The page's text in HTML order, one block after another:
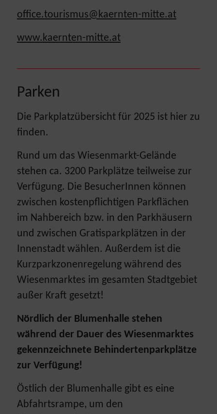
office.tourismus@kaernten-mitte.at
www.kaernten-mitte.at
Parken
Die Parkplatzübersicht für 2025 ist hier zu
finden.
Rund um das Wiesenmarkt-Gelände
stehen ca. 3200 Parkplätze teilweise zur
Verfügung. Die BesucherInnen können
zwischen kostenpflichtigen Parkflächen
im Nahbereich bzw. in den Parkhäusern
und zwischen Gratisparkplätzen in der
Innenstadt wählen. Außerdem ist die
Kurzparkzonenregelung während des
Wiesenmarktes im gesamten Stadtgebiet
außer Kraft gesetzt!
Nördlich der Blumenhalle stehen
während der Dauer des Wiesenmarktes
gekennzeichnete Behindertenparkplätze
zur Verfügung!
Östlich der Blumenhalle gibt es eine
Abfahrtsrampe, um den